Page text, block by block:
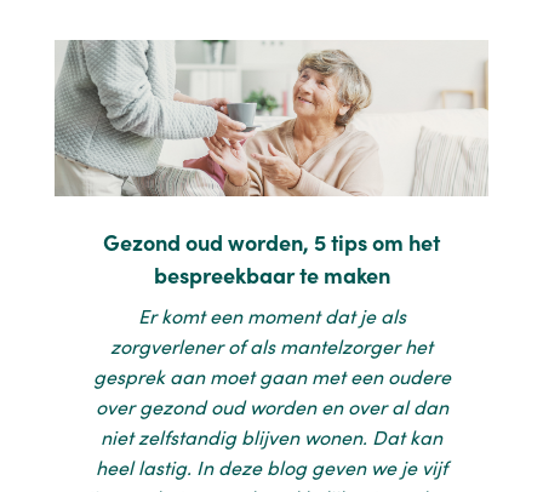
Gezond oud worden, 5 tips om het
bespreekbaar te maken
Er komt een moment dat je als
zorgverlener of als mantelzorger het
gesprek aan moet gaan met een oudere
over gezond oud worden en over al dan
niet zelfstandig blijven wonen. Dat kan
heel lastig. In deze blog geven we je vijf